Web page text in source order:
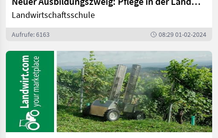
Landwirtschaftsschule
Aufrufe: 6163 08:29 01-02-2024